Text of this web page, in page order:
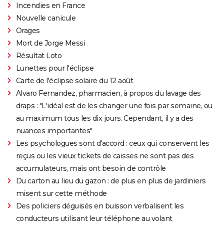
Incendies en France
Nouvelle canicule
Orages
Mort de Jorge Messi
Résultat Loto
Lunettes pour l'éclipse
Carte de l'éclipse solaire du 12 août
Alvaro Fernandez, pharmacien, à propos du lavage des
draps : "L'idéal est de les changer une fois par semaine, ou
au maximum tous les dix jours. Cependant, il y a des
nuances importantes"
Les psychologues sont d'accord : ceux qui conservent les
reçus ou les vieux tickets de caisses ne sont pas des
accumulateurs, mais ont besoin de contrôle
Du carton au lieu du gazon : de plus en plus de jardiniers
misent sur cette méthode
Des policiers déguisés en buisson verbalisent les
conducteurs utilisant leur téléphone au volant